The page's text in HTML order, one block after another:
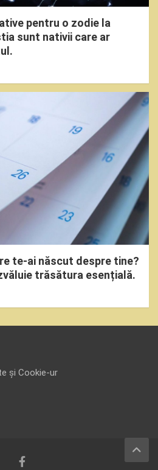
pentru o zodie la
sunt nativii care ar
te-ai născut despre tine?
trăsătura esențială.
și Cookie-ur